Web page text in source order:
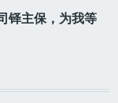
铎主保，为我等